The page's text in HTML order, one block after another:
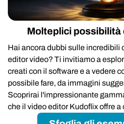
Molteplici possibilità
Hai ancora dubbi sulle incredibili
editor video? Ti invitiamo a
creati con il software e a vedere
possibile fare, da immagini
Scoprirai l'impressionante
che il video editor Kudoflix offre a